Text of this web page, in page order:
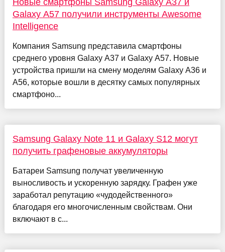
Новые смартфоны Samsung Galaxy A37 и
Galaxy A57 получили инструменты Awesome
Intelligence
Компания Samsung представила смартфоны
среднего уровня Galaxy A37 и Galaxy A57. Новые
устройства пришли на смену моделям Galaxy A36 и
A56, которые вошли в десятку самых популярных
смартфоно...
Samsung Galaxy Note 11 и Galaxy S12 могут
получить графеновые аккумуляторы
Батареи Samsung получат увеличенную
выносливость и ускоренную зарядку. Графен уже
заработал репутацию «чудодейственного»
благодаря его многочисленным свойствам. Они
включают в с...